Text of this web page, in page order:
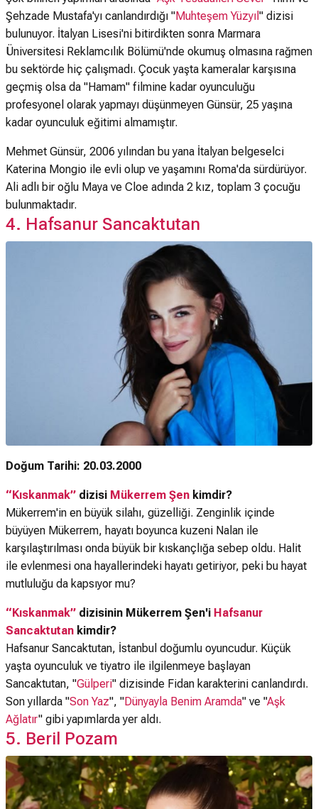
Şehzade Mustafa'yı canlandırdığı "Muhteşem Yüzyıl " dizisi
bulunuyor. İtalyan Lisesi'ni bitirdikten sonra Marmara
Üniversitesi Reklamcılık Bölümü'nde okumuş olmasına rağmen
bu sektörde hiç çalışmadı. Çocuk yaşta kameralar karşısına
geçmiş olsa da "Hamam" filmine kadar oyunculuğu
profesyonel olarak yapmayı düşünmeyen Günsür, 25 yaşına
kadar oyunculuk eğitimi almamıştır.
Mehmet Günsür, 2006 yılından bu yana İtalyan belgeselci
Katerina Mongio ile evli olup ve yaşamını Roma'da sürdürüyor.
Ali adlı bir oğlu Maya ve Cloe adında 2 kız, toplam 3 çocuğu
bulunmaktadır.
4. Hafsanur Sancaktutan
Doğum Tarihi: 20.03.2000
“Kıskanmak” dizisi Mükerrem Şen kimdir?
Mükerrem'in en büyük silahı, güzelliği. Zenginlik içinde
büyüyen Mükerrem, hayatı boyunca kuzeni Nalan ile
karşılaştırılması onda büyük bir kıskançlığa sebep oldu. Halit
ile evlenmesi ona hayallerindeki hayatı getiriyor, peki bu hayat
mutluluğu da kapsıyor mu?
“Kıskanmak” dizisinin Mükerrem Şen'i Hafsanur
Sancaktutan kimdir?
Hafsanur Sancaktutan, İstanbul doğumlu oyuncudur. Küçük
yaşta oyunculuk ve tiyatro ile ilgilenmeye başlayan
Sancaktutan, "Gülperi" dizisinde Fidan karakterini canlandırdı.
Son yıllarda "Son Yaz", "Dünyayla Benim Aramda" ve "Aşk
Ağlatır" gibi yapımlarda yer aldı.
5. Beril Pozam